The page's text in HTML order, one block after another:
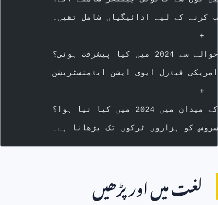
کرنے کے لیے ادائیگیاں شامل تھیں۔
        +
        +
لغت میں اور پڑھیں